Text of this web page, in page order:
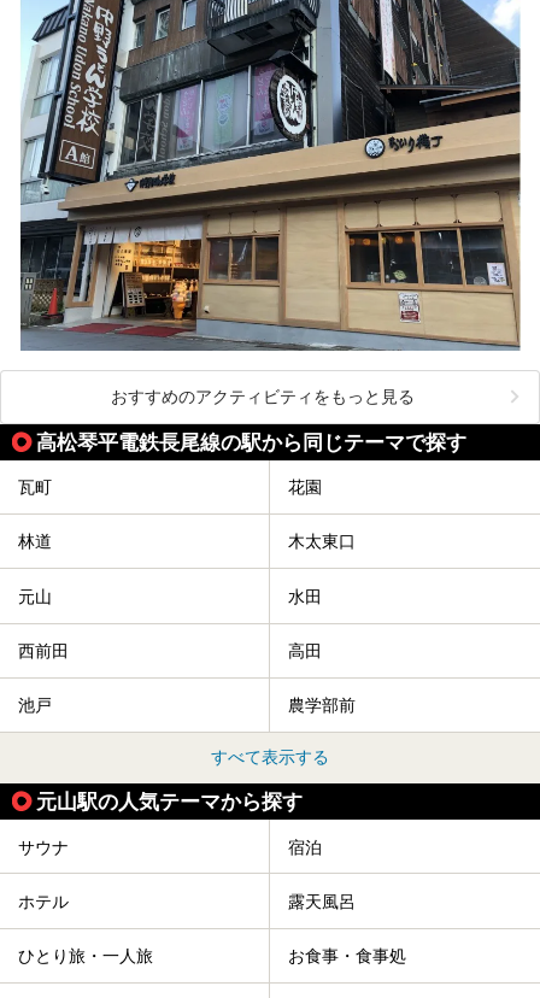
おすすめのアクティビティをもっと見る
高松琴平電鉄長尾線の駅から同じテーマで探す
瓦町 花園
林道 木太東口
元山 水田
西前田 高田
池戸 農学部前
すべて表示する
元山駅の人気テーマから探す
サウナ 宿泊
ホテル 露天風呂
ひとり旅・一人旅 お食事・食事処